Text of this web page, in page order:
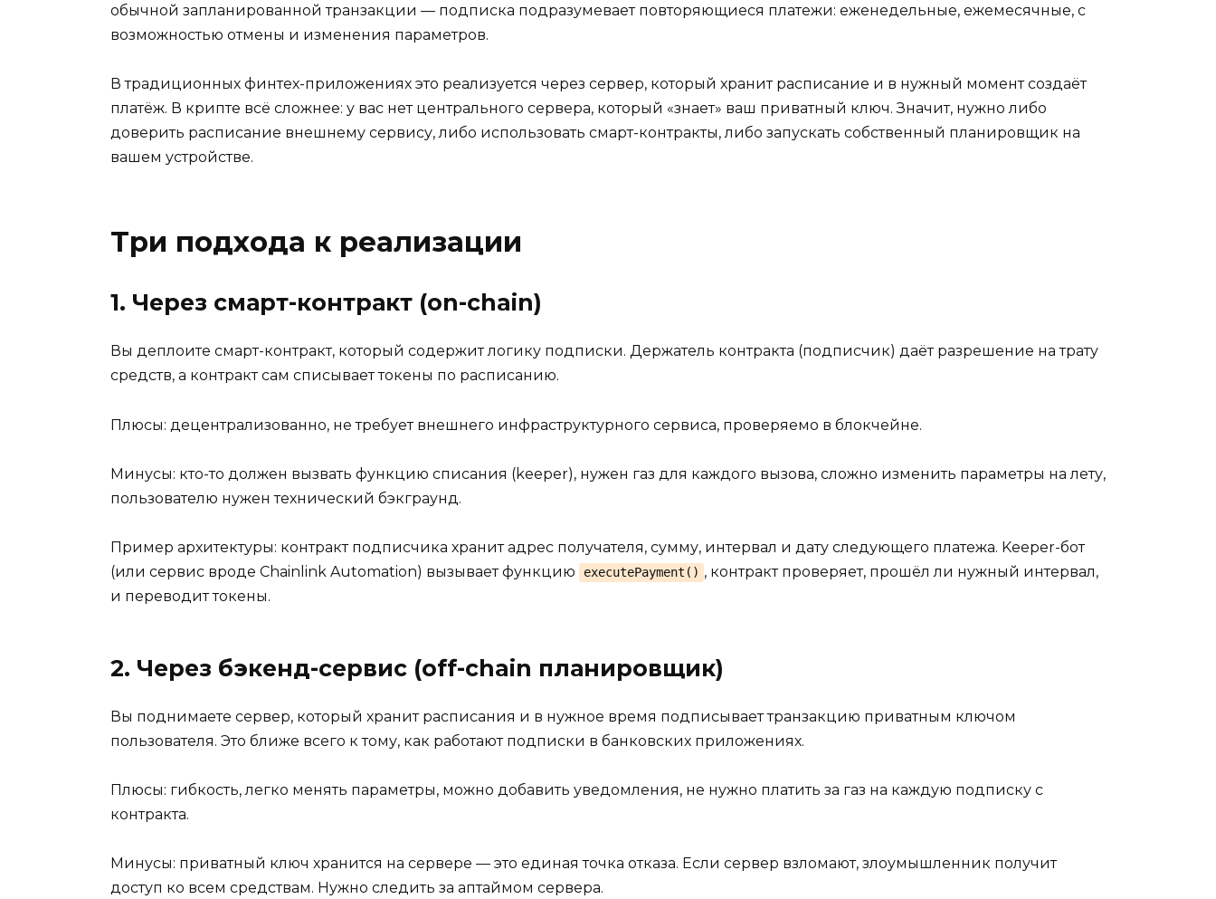
обычной запланированной транзакции — подписка подразумевает повторяющиеся платежи: еженедельные, ежемесячные, с
возможностью отмены и изменения параметров.
В традиционных финтех-приложениях это реализуется через сервер, который хранит расписание и в нужный момент создаёт
платёж. В крипте всё сложнее: у вас нет центрального сервера, который «знает» ваш приватный ключ. Значит, нужно либо
доверить расписание внешнему сервису, либо использовать смарт-контракты, либо запускать собственный планировщик на
вашем устройстве.
Три подхода к реализации
1. Через смарт-контракт (on-chain)
Вы деплоите смарт-контракт, который содержит логику подписки. Держатель контракта (подписчик) даёт разрешение на трату
средств, а контракт сам списывает токены по расписанию.
Плюсы: децентрализованно, не требует внешнего инфраструктурного сервиса, проверяемо в блокчейне.
Минусы: кто-то должен вызвать функцию списания (keeper), нужен газ для каждого вызова, сложно изменить параметры на лету,
пользователю нужен технический бэкграунд.
Пример архитектуры: контракт подписчика хранит адрес получателя, сумму, интервал и дату следующего платежа. Keeper-бот
(или сервис вроде Chainlink Automation) вызывает функцию
executePayment() , контракт проверяет, прошёл ли нужный интервал,
и переводит токены.
2. Через бэкенд-сервис (off-chain планировщик)
Вы поднимаете сервер, который хранит расписания и в нужное время подписывает транзакцию приватным ключом
пользователя. Это ближе всего к тому, как работают подписки в банковских приложениях.
Плюсы: гибкость, легко менять параметры, можно добавить уведомления, не нужно платить за газ на каждую подписку с
контракта.
Минусы: приватный ключ хранится на сервере — это единая точка отказа. Если сервер взломают, злоумышленник получит
доступ ко всем средствам. Нужно следить за аптаймом сервера.